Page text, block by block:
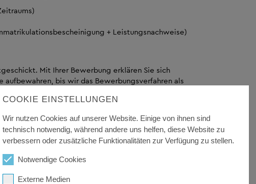
+ Leistungsnachweise)
Mit Ihrer Bewerbung erklären Sie sich
bis wir das Bewerbungsverfahren als
vorgesehenen Aufbewahrungsfristen
Unterlagen der nicht berücksichtigten
COOKIE EINSTELLUNGEN
Wir nutzen Cookies auf unserer Website. Einige von ihnen sind
technisch notwendig, während andere uns helfen, diese Website zu
verbessern oder zusätzliche Funktionalitäten zur Verfügung zu stellen.
Notwendige Cookies
Externe Medien